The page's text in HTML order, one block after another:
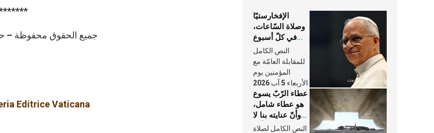
© جميع الحقوق محفوظة –
Editrice Vaticana
الإفخارستيّا
وصلاة السّاعات،
في كلّ أسبوع
وكلّ يوم، هما
النَّفَس في حياة
الكنيسة
النص الكامل
للمقابلة العامّة مع
المؤمنين يوم
الأربعاء 5 آب 2026
عطاء الرّبّ يسوع
هو عطاء شامل،
وأنّ عنايته بنا لا
تغيب عنّا أبدًا
النص الكامل لصلاة